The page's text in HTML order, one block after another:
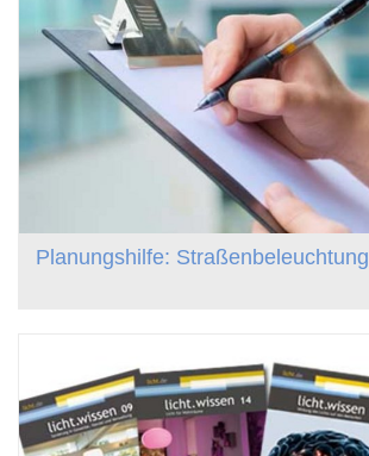
Planungshilfe: Straßenbeleuchtung